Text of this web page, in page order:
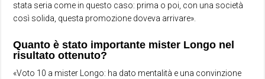
stata seria come in questo caso: prima o poi, con una società
così solida, questa promozione doveva arrivare».
Quanto è stato importante mister Longo nel
risultato ottenuto?
«Voto 10 a mister Longo: ha dato mentalità e una convinzione